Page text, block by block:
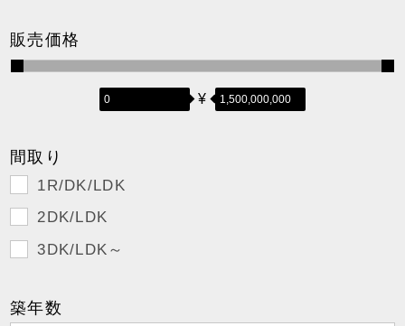
販売価格
¥
間取り
1R/DK/LDK
2DK/LDK
3DK/LDK～
築年数